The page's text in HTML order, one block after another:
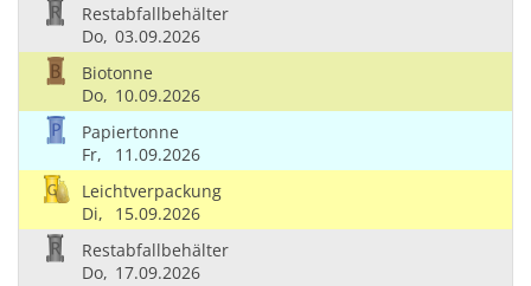
Restabfallbehälter
Do, 03.09.2026
Biotonne
Do, 10.09.2026
Papiertonne
Fr,
11.09.2026
Leichtverpackung
Di,
15.09.2026
Restabfallbehälter
Do, 17.09.2026